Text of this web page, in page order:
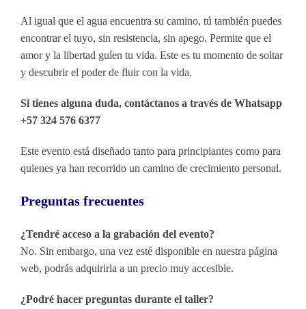
Al igual que el agua encuentra su camino, tú también puedes
encontrar el tuyo, sin resistencia, sin apego. Permite que el
amor y la libertad guíen tu vida. Este es tu momento de soltar
y descubrir el poder de fluir con la vida.
Si tienes alguna duda, contáctanos a través de Whatsapp
+57 324 576 6377
Este evento está diseñado tanto para principiantes como para
quienes ya han recorrido un camino de crecimiento personal.
Preguntas frecuentes
¿Tendré acceso a la grabación del evento?
No. Sin embargo, una vez esté disponible en nuestra página
web, podrás adquirirla a un precio muy accesible.
¿Podré hacer preguntas durante el taller?